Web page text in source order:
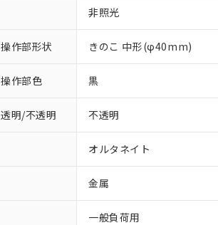
非照光
操作部形状 きのこ 中形(φ40mm)
操作部色 黒
透明/不透明 不透明
オルタネイト
金属
一般負荷用